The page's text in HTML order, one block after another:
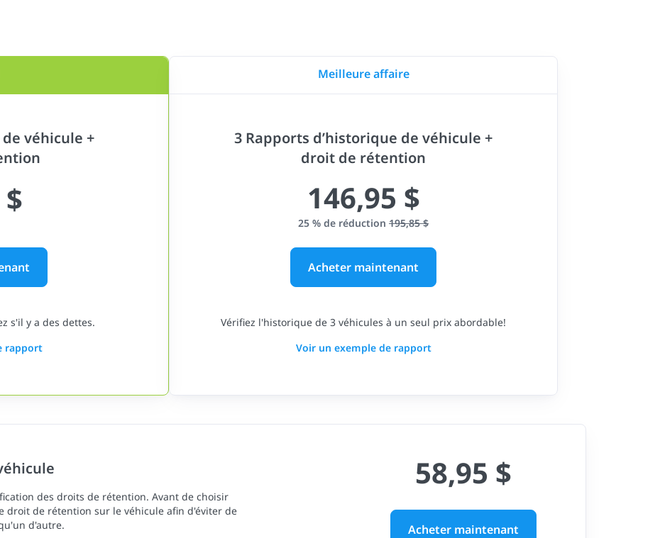
véhicule +
s'il y a des dettes.
rapport
Meilleure affaire
3 Rapports d’historique de véhicule +
droit de rétention
146,95 $
25 % de réduction 195,85 $
Acheter maintenant
Vérifiez l'historique de 3 véhicules à un seul prix abordable!
Voir un exemple de rapport
des droits de rétention. Avant de choisir
droit de rétention sur le véhicule afin d'éviter de
d'autre.
58,95 $
Acheter maintenant